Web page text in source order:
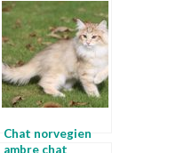
Chat norvegien
ambre chat